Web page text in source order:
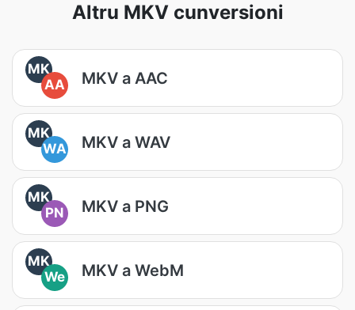
Altru MKV cunversioni
MK
AA
MKV a AAC
MK
WA
MKV a WAV
MK
PN
MKV a PNG
MK
We
MKV a WebM